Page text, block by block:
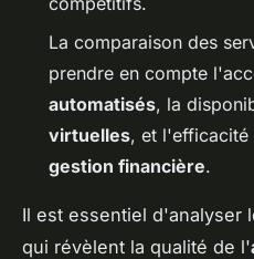
La comparaison des
prendre en compte
automatisés, la
virtuelles, et l'efficacité
gestion financière.
Il est essentiel d'analyser
qui révèlent la qualité de l'